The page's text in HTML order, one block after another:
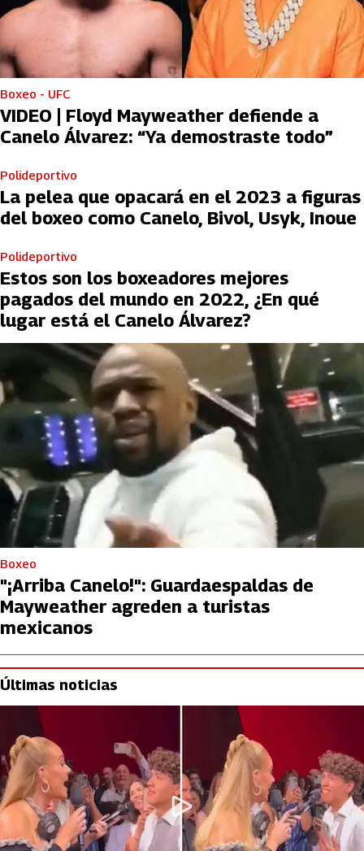
Boxeo - UFC
VIDEO | Floyd Mayweather defiende a
Canelo Álvarez: “Ya demostraste todo”
Polideportivo
La pelea que opacará en el 2023 a figuras
del boxeo como Canelo, Bivol, Usyk, Inoue
Polideportivo
Estos son los boxeadores mejores
pagados del mundo en 2022, ¿En qué
lugar está el Canelo Álvarez?
Boxeo
"¡Arriba Canelo!": Guardaespaldas de
Mayweather agreden a turistas
mexicanos
Últimas noticias